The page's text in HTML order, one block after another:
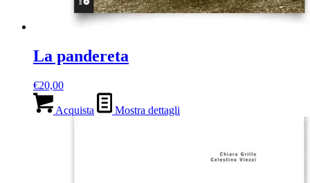
La pandereta
€20,00
Acquista Mostra dettagli